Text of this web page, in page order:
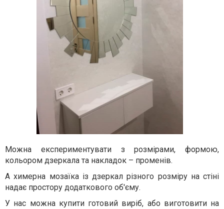
Можна експериментувати з розмірами, формою,
кольором дзеркала та накладок – променів.
А химерна мозаїка із дзеркал різного розміру на стіні
надає простору додаткового об'єму.
У нас можна купити готовий виріб, або виготовити на